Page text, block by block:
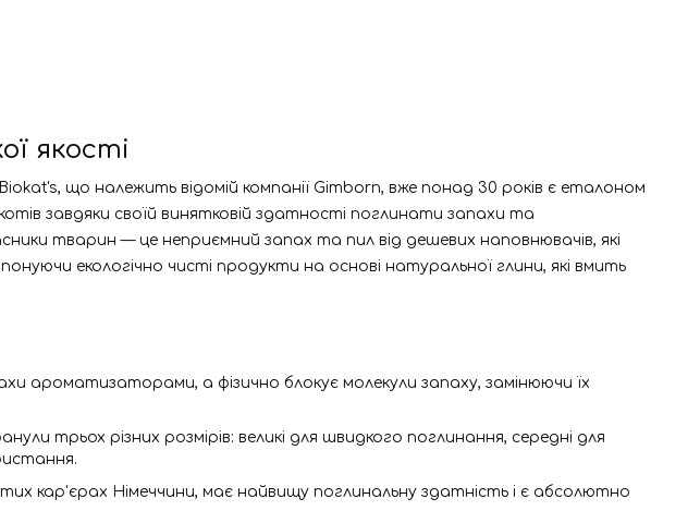
якості
що належить відомій компанії Gimborn, вже понад 30 років є еталоном
завдяки своїй винятковій здатності поглинати запахи та
тварин — це неприємний запах та пил від дешевих наповнювачів, які
екологічно чисті продукти на основі натуральної глини, які вмить
ароматизаторами, а фізично блокує молекули запаху, замінюючи їх
трьох різних розмірів: великі для швидкого поглинання, середні для
кар'єрах Німеччини, має найвищу поглинальну здатність і є абсолютно